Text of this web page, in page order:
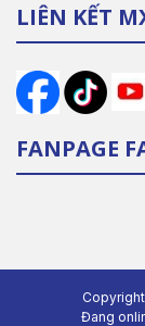
LIÊN KẾT
FANPAGE
Đang